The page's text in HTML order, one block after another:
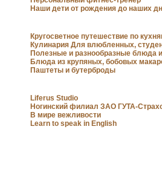
Наши дети от рождения до наших
Кругосветное путешествие по
Кулинария Для влюбленных,
Полезные и разнообразные блюда
Блюда из крупяных, бобовых
Паштеты и бутерброды
Liferus Studio
Ногинский филиал ЗАО ГУТА-
В мире вежливости
Learn to speak in English